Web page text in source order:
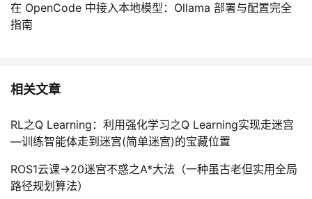
在 OpenCode 中接入本地模型：Ollama 部署与配置完全
指南
相关文章
RL之Q Learning：利用强化学习之Q Learning实现走迷宫
—训练智能体走到迷宫(简单迷宫)的宝藏位置
ROS1云课→20迷宫不惑之A*大法（一种虽古老但实用全局
路径规划算法）